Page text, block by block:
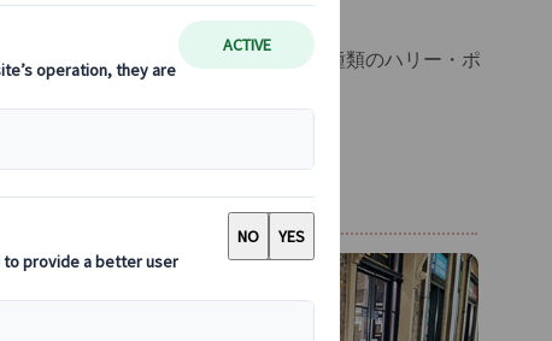
ブラザーズ・スタジオ見学ツアー
の2種類のハリー・ポ
（映画撮影スポット観光）
。
を実際の